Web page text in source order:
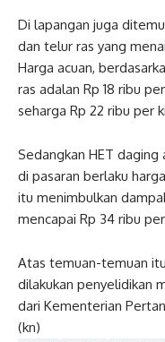
Di lapangan juga
dan telur ras yang
Harga acuan,
ras adalan Rp 18 ribu
seharga Rp 22 ribu per
Sedangkan HET daging
di pasaran berlaku
itu menimbulkan
mencapai Rp 34 ribu
Atas temuan-temuan
dilakukan penyelidikan
dari Kementerian
(kn)